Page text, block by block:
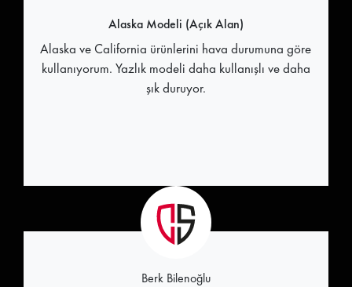
Alaska Modeli (Açık Alan)
Alaska ve California ürünlerini hava durumuna göre
kullanıyorum. Yazlık modeli daha kullanışlı ve daha
şık duruyor.
Berk Bilenoğlu